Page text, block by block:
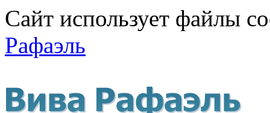
Сайт использует файлы
Рафаэль